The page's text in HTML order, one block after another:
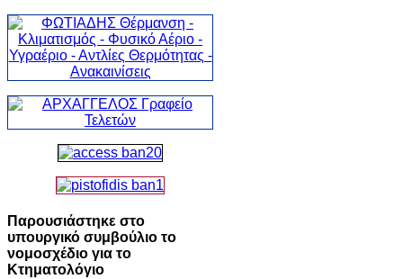
Παρουσιάστηκε στο
υπουργικό συμβούλιο το
νομοσχέδιο για το
Κτηματολόγιο